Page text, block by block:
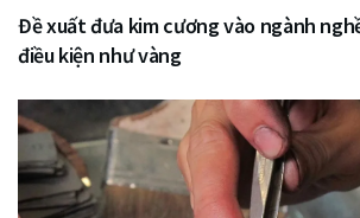
Đề xuất đưa kim cương vào ngành
điều kiện như vàng